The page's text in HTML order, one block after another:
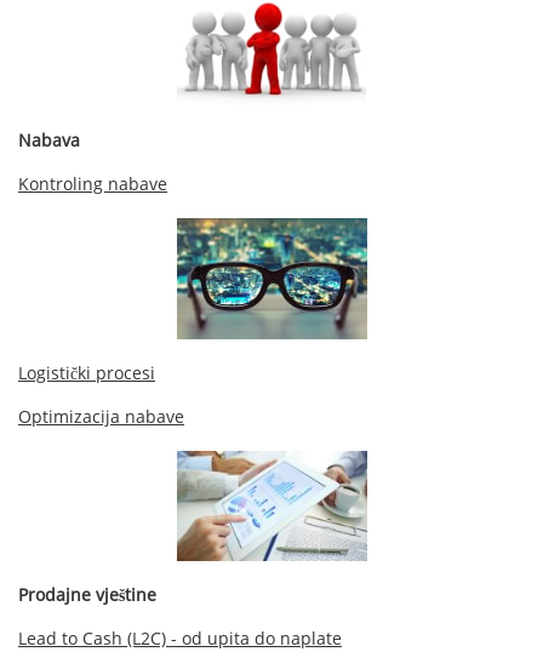
Nabava
Kontroling nabave
Logistički procesi
Optimizacija nabave
Prodajne vještine
Lead to Cash (L2C) - od upita do naplate